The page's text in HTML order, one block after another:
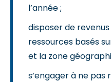
l’année ;
disposer de
ressources basés
et la zone
s’engager à ne pas